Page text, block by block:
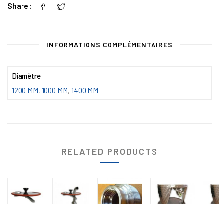
Share
INFORMATIONS COMPLÉMENTAIRES
Diamètre
1200 MM, 1000 MM, 1400 MM
RELATED PRODUCTS